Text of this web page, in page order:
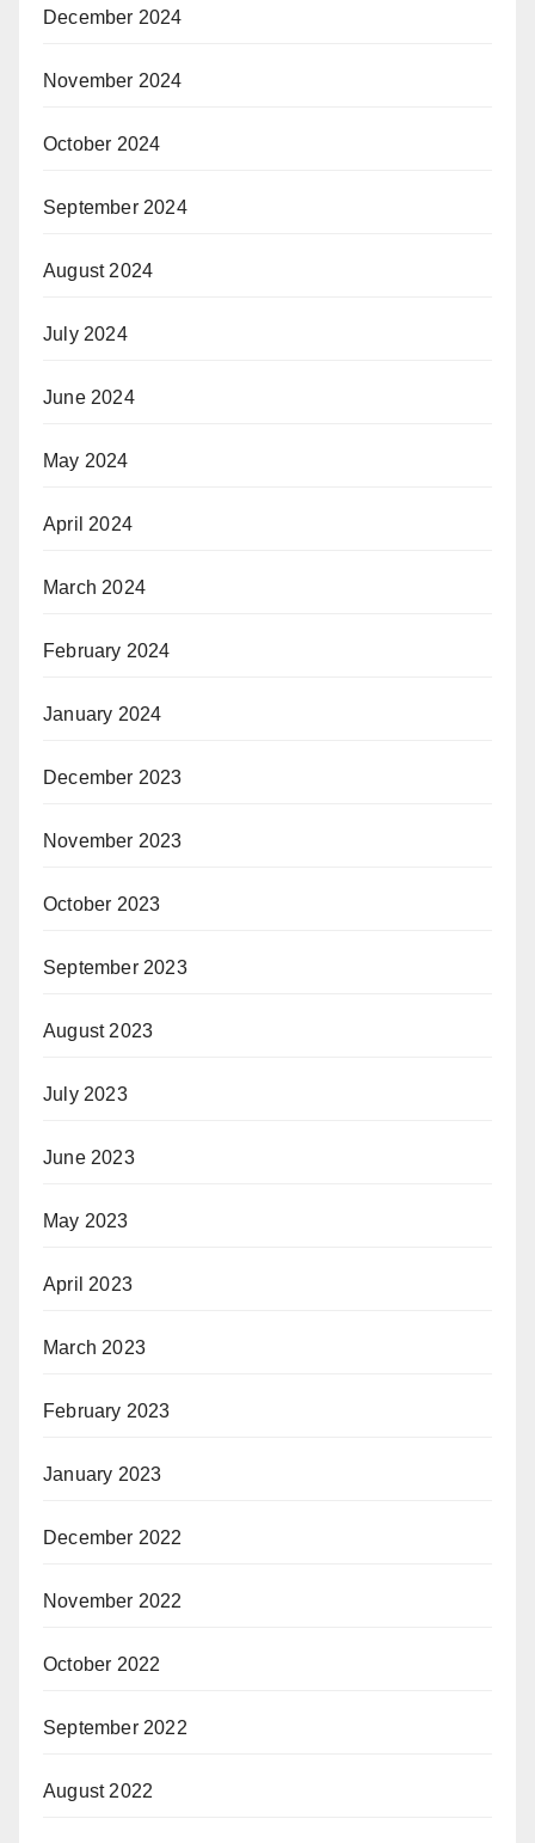
December 2024
November 2024
October 2024
September 2024
August 2024
July 2024
June 2024
May 2024
April 2024
March 2024
February 2024
January 2024
December 2023
November 2023
October 2023
September 2023
August 2023
July 2023
June 2023
May 2023
April 2023
March 2023
February 2023
January 2023
December 2022
November 2022
October 2022
September 2022
August 2022